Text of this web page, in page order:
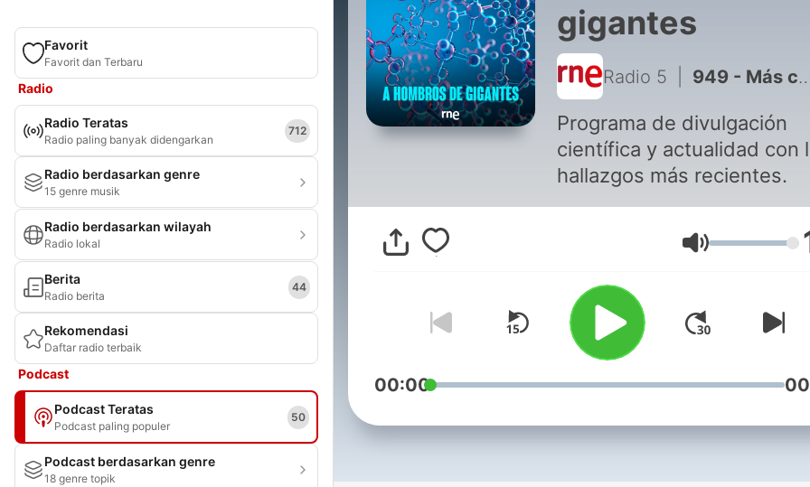
Favorit
Favorit dan Terbaru
Radio
Radio Teratas
Radio paling banyak didengarkan
712
Radio berdasarkan genre
15 genre musik
Radio berdasarkan wilayah
Radio lokal
Berita
Radio berita
44
Rekomendasi
Daftar radio terbaik
Podcast
Podcast Teratas
Podcast paling populer
50
Podcast berdasarkan genre
18 genre topik
gigantes
Radio 5 949 - Más cerca - ¿Por qué financiar la ciencia cuando hay otras necesidades? - 05/08/2026
Programa de divulgación
científica y actualidad con
hallazgos más recientes.
Volume
00:00